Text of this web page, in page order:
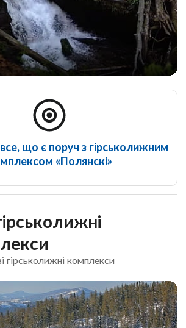
що є поруч з гірськолижним
«Полянскі»
гірськолижні комплекси